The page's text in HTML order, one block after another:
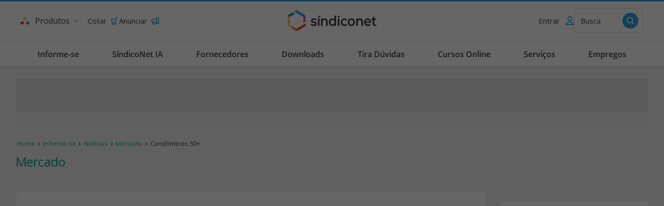
Produtos Cotar Anunciar Entrar Busca
Informe-se SíndicoNet IA Fornecedores Downloads Tira Dúvidas Cursos Online Serviços Empregos
Home Informe-se Notícias Mercado Condôminos 50+
Mercado